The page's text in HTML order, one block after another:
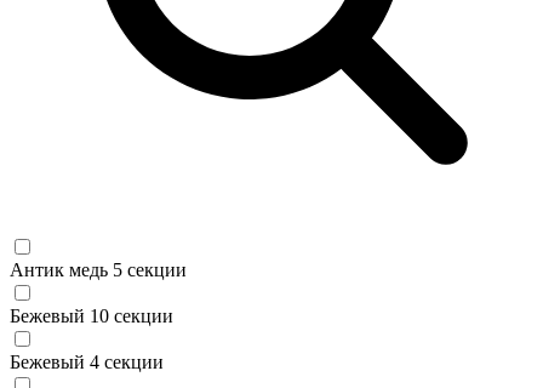
Антик медь 5 секции
Бежевый 10 секции
Бежевый 4 секции